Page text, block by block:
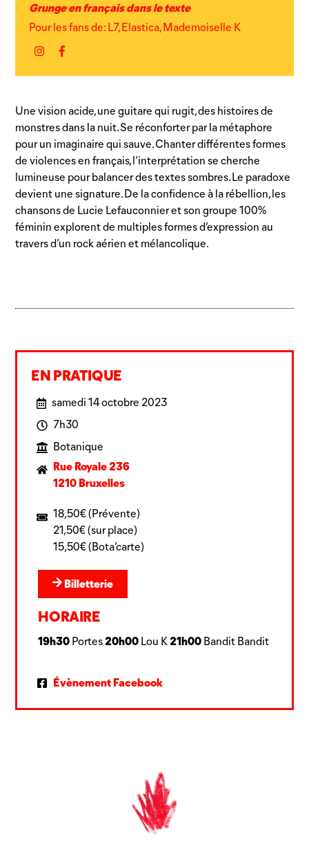
Grunge en français dans le texte
Pour les fans de: L7, Elastica, Mademoiselle K
InstagramFacebook
Une vision acide, une guitare qui rugit, des histoires de
monstres dans la nuit. Se réconforter par la métaphore
pour un imaginaire qui sauve. Chanter différentes formes
de violences en français, l’interprétation se cherche
lumineuse pour balancer des textes sombres. Le paradoxe
devient une signature. De la confidence à la rébellion, les
chansons de Lucie Lefauconnier et son groupe 100%
féminin explorent de multiples formes d’expression au
travers d’un rock aérien et mélancolique.
EN PRATIQUE
samedi 14 octobre 2023
7h30
Botanique
Rue Royale 236
1210 Bruxelles
18,50€ (Prévente)
21,50€ (sur place)
15,50€ (Bota’carte)
Billetterie
HORAIRE
19h30 Portes20h00 Lou K21h00 Bandit Bandit
Évènement Facebook